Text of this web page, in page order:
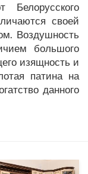
своей
Воздушность
большого
изящность и
патина на
данного